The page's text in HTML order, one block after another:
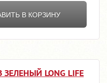
В КОРЗИНУ
LONG LIFE